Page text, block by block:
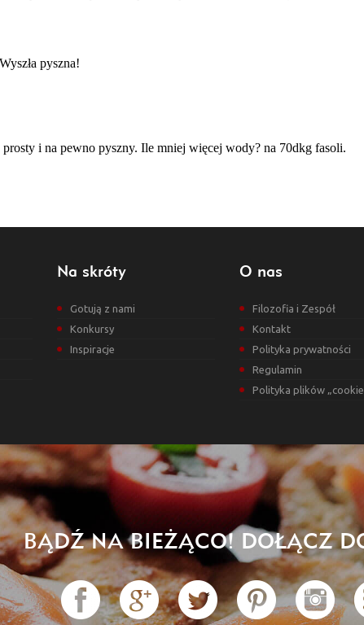
Na skróty
Gotują z nami
Konkursy
Inspiracje
O nas
Filozofia i Zespół
Kontakt
Polityka prywatności
Regulamin
Polityka plików
BĄDŹ NA BIEŻĄCO! DOŁĄCZ